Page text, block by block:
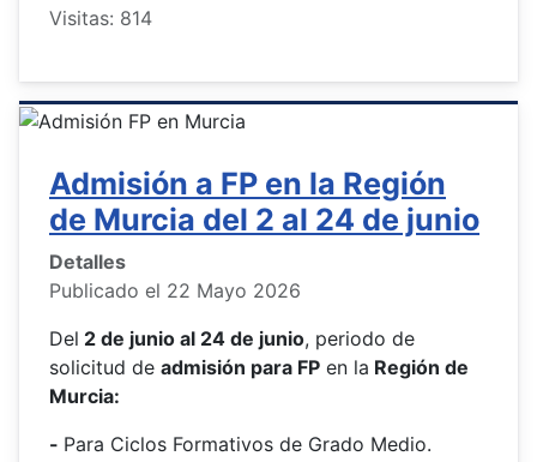
Visitas: 814
Admisión a FP en la Región
de Murcia del 2 al 24 de junio
Detalles
Publicado el 22 Mayo 2026
Del 2 de junio al 24 de junio, periodo de
solicitud de admisión para FP en la Región de
Murcia:
- Para Ciclos Formativos de Grado Medio.